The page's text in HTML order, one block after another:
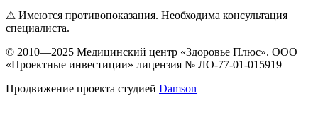
⚠ Имеются противопоказания. Необходима консультация
специалиста.
© 2010—2025 Медицинский центр «Здоровье Плюс». ООО
«Проектные инвестиции» лицензия № ЛО-77-01-015919
Продвижение проекта студией Damson